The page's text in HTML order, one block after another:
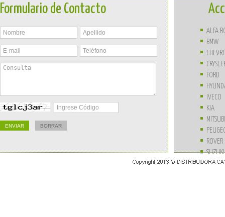
Formulario de Contacto
ALFA
BMW
FORD
IVECO
KIA
ROVER
SUZUKI